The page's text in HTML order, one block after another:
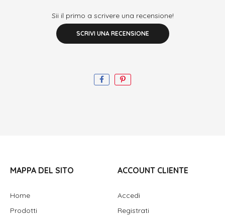
Sii il primo a scrivere una recensione!
SCRIVI UNA RECENSIONE
MAPPA DEL SITO
Home
Prodotti
ACCOUNT CLIENTE
Accedi
Registrati